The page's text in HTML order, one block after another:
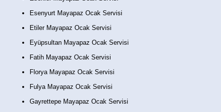
Esenyurt Mayapaz Ocak Servisi
Etiler Mayapaz Ocak Servisi
Eyüpsultan Mayapaz Ocak Servisi
Fatih Mayapaz Ocak Servisi
Florya Mayapaz Ocak Servisi
Fulya Mayapaz Ocak Servisi
Gayrettepe Mayapaz Ocak Servisi